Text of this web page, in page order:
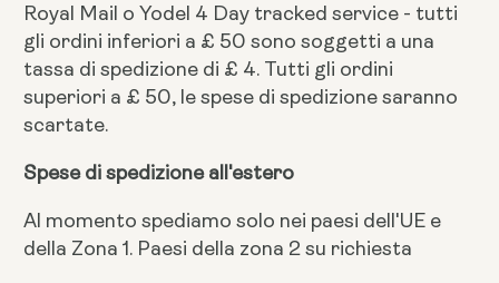
Royal Mail o Yodel 4 Day tracked service - tutti
gli ordini inferiori a £ 50 sono soggetti a una
tassa di spedizione di £ 4. Tutti gli ordini
superiori a £ 50, le spese di spedizione saranno
scartate.
Spese di spedizione all'estero
Al momento spediamo solo nei paesi dell'UE e
della Zona 1. Paesi della zona 2 su richiesta